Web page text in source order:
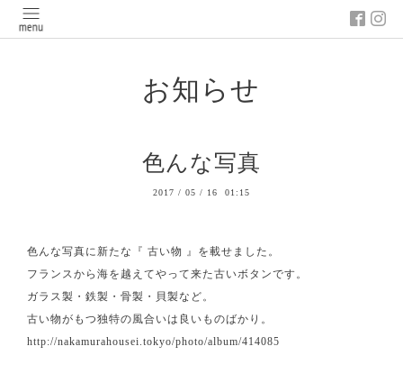
お知らせ
色んな写真
2017 / 05 / 16 01:15
色んな写真に新たな『 古い物 』を載せました。
フランスから海を越えてやって来た古いボタンです。
ガラス製・鉄製・骨製・貝製など。
古い物がもつ独特の風合いは良いものばかり。
http://nakamurahousei.tokyo/photo/album/414085